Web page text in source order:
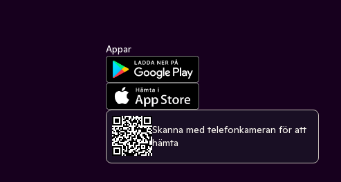
Appar
Skanna med telefonkameran för att
hämta